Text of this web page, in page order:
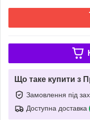
Що таке купити з
Замовлення під
Доступна доставка